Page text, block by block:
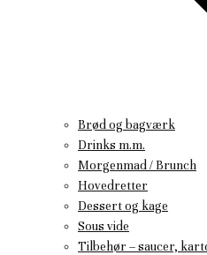
Brød og bagværk
Drinks m.m.
Morgenmad / Brunch
Hovedretter
Dessert og kage
Sous vide
Tilbehør – saucer,